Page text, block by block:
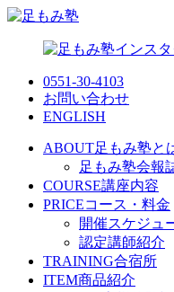
0551-30-4103
お問い合わせ
ENGLISH
ABOUT足もみ塾と
足もみ塾会報
COURSE講座内容
PRICEコース・料金
開催スケジュ
認定講師紹介
TRAINING合宿所
ITEM商品紹介